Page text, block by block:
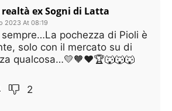
realtà ex Sogni di Latta
2023 At 08:19
sempre…La pochezza di Pioli è
solo con il mercato su di
qualcosa…💛🧡❤️🏆🐺🐺🐺
2